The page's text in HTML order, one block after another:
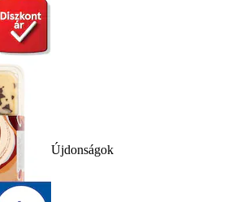
Újdonságok